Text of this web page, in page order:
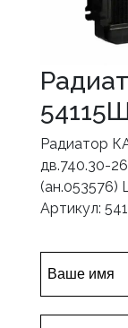
Радиатор
дв.740.30-
(ан.053576)
Артикул: